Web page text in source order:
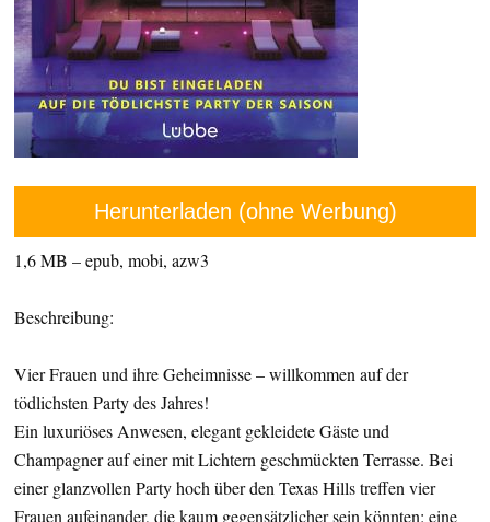
Herunterladen (ohne Werbung)
1,6 MB – epub, mobi, azw3
Beschreibung:
Vier Frauen und ihre Geheimnisse – willkommen auf der
tödlichsten Party des Jahres!
Ein luxuriöses Anwesen, elegant gekleidete Gäste und
Champagner auf einer mit Lichtern geschmückten Terrasse. Bei
einer glanzvollen Party hoch über den Texas Hills treffen vier
Frauen aufeinander, die kaum gegensätzlicher sein könnten: eine